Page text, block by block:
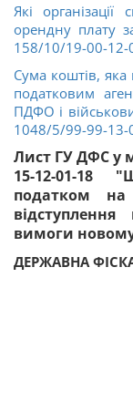
Які
орендну плату
158/10/19-00-12-
Сума коштів, яка
податковим
ПДФО і
1048/5/99-99-13-
Лист ГУ ДФС у
15-12-01-18
податком на
вимоги
ДЕРЖАВНА